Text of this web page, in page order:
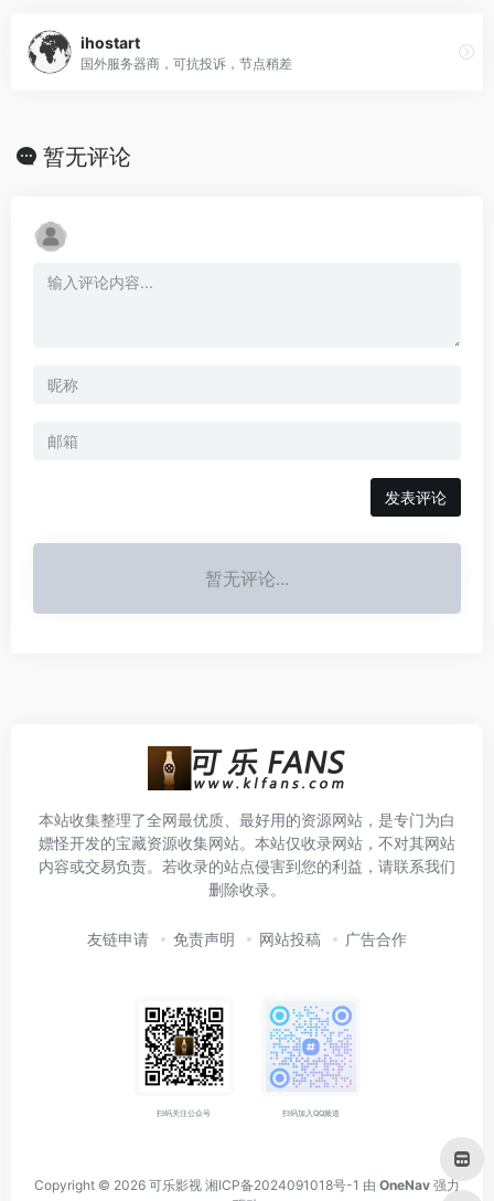
ihostart
国外服务器商，可抗投诉，节点稍差
暂无评论
发表评论
暂无评论...
本站收集整理了全网最优质、最好用的资源网站，是专门为白
嫖怪开发的宝藏资源收集网站。本站仅收录网站，不对其网站
内容或交易负责。若收录的站点侵害到您的利益，请联系我们
删除收录。
友链申请 免责声明 网站投稿 广告合作
扫码关注公众号 扫码加入QQ频道
Copyright © 2026 可乐影视 湘ICP备2024091018号-1 由 OneNav 强力